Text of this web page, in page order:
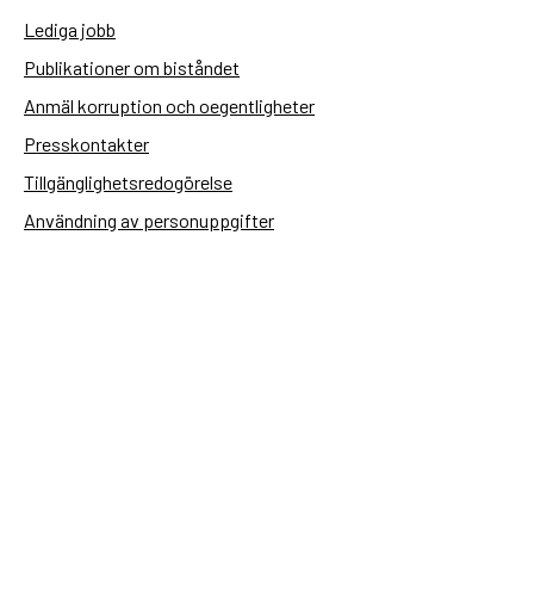
Lediga jobb
Publikationer om biståndet
Anmäl korruption och oegentligheter
Presskontakter
Tillgänglighetsredogörelse
Användning av personuppgifter